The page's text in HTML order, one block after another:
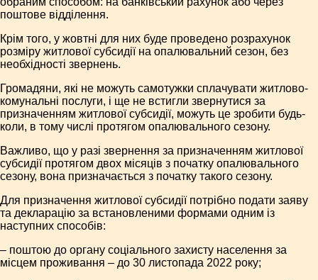
поштове відділення.
Крім того, у жовтні для них буде проведено розрахунок
розміру житлової субсидії на опалювальний сезон, без
необхідності звернень.
Громадяни, які не можуть самотужки сплачувати житлово-
комунальні послуги, і ще не встигли звернутися за
призначенням житлової субсидії, можуть це зробити будь-
коли, в тому числі протягом опалювального сезону.
Важливо, що у разі звернення за призначенням житлової
субсидії протягом двох місяців з початку опалювального
сезону, вона призначається з початку такого сезону.
Для призначення житлової субсидії потрібно подати заяву
та декларацію за встановленими формами одним із
наступних способів:
– поштою до органу соціального захисту населення за
місцем проживання – до 30 листопада 2022 року;